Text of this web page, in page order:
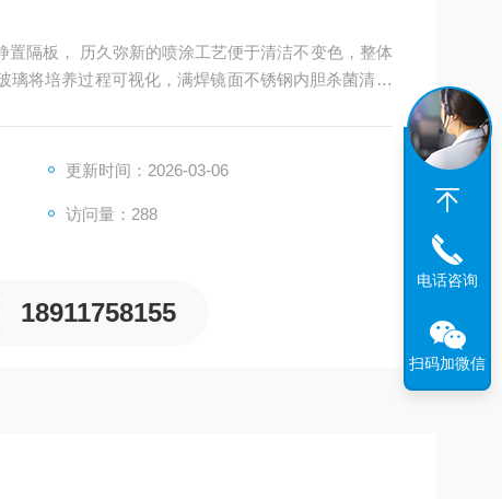
隔板， 历久弥新的喷涂工艺便于清洁不变色，整体
璃将培养过程可视化，满焊镜面不锈钢内胆杀菌清洁
更新时间：2026-03-06
访问量：288
18911758155
电话咨询
扫码加微信